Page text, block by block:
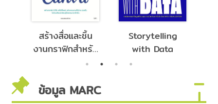
สร้างสื่อและชิ้น
งานกราฟิกสำหรับ
โซเชียลมีเดีย พรี
ตลาด ด้วย
Storytelling
with Data
ข้อมูล MARC